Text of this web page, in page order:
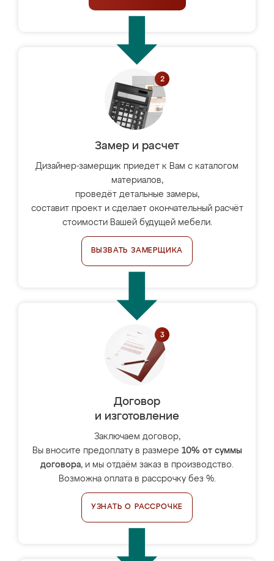
Замер и расчет
Дизайнер-замерщик приедет к Вам с каталогом
материалов,
проведёт детальные замеры,
составит проект и сделает окончательный расчёт
стоимости Вашей будущей мебели.
ВЫЗВАТЬ ЗАМЕРЩИКА
Договор
и изготовление
Заключаем договор,
Вы вносите предоплату в размере 10% от суммы
договора, и мы отдаём заказ в производство.
Возможна оплата в рассрочку без %.
УЗНАТЬ О РАССРОЧКЕ